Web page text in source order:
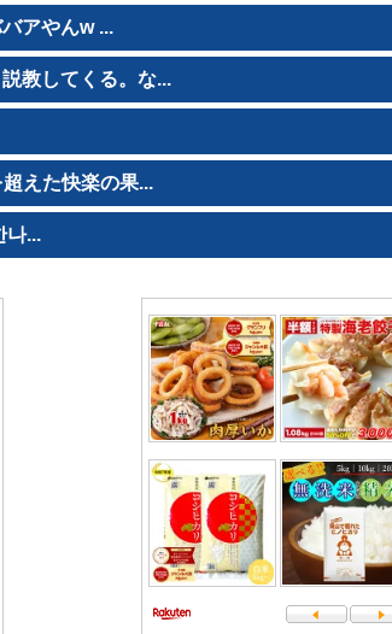
アやんw ...
教してくる。な...
えた快楽の果...
나...